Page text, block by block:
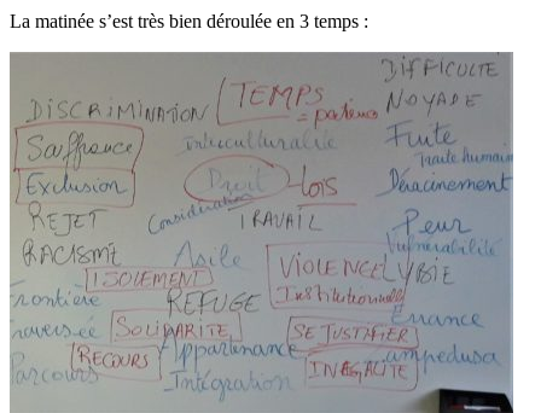
La matinée s’est très bien déroulée en 3 temps :